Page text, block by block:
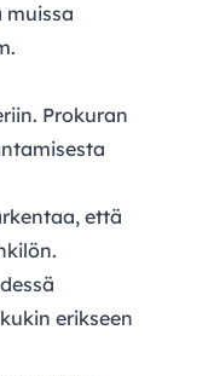
muissa
Prokuran
että
erikseen